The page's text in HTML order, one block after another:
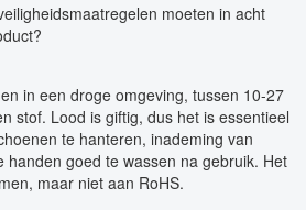
moeten in acht
in een droge omgeving, tussen 10-27
stof. Lood is giftig, dus het is essentieel
te hanteren, inademing van
handen goed te wassen na gebruik. Het
maar niet aan RoHS.